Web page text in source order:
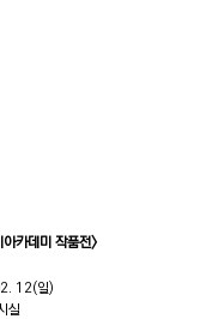
카데미 작품전>
12(일)
실